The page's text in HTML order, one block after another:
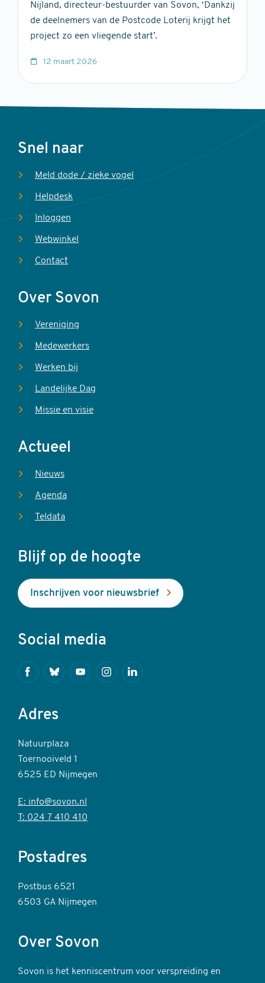
Nijland, directeur-bestuurder van Sovon, ‘Dankzij
de deelnemers van de Postcode Loterij krijgt het
project zo een vliegende start’.
12 maart 2026
Voet
Snel naar
Meld dode / zieke vogel
Helpdesk
Inloggen
Webwinkel
Contact
Over Sovon
Vereniging
Medewerkers
Werken bij
Landelijke Dag
Missie en visie
Actueel
Nieuws
Agenda
Teldata
Blijf op de hoogte
Inschrijven voor nieuwsbrief
Social media
FacebookBlueskyYoutubeInstagramLinkedin
Adres
Natuurplaza
Toernooiveld 1
6525 ED Nijmegen
E: info@sovon.nl
T: 024 7 410 410
Postadres
Postbus 6521
6503 GA Nijmegen
Over Sovon
Sovon is het kenniscentrum voor verspreiding en